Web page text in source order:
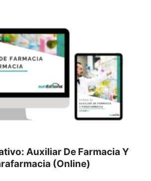
Auxiliar De Farmacia Y
(Online)